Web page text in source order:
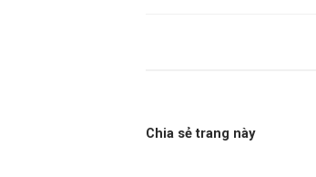
Chia sẻ trang này